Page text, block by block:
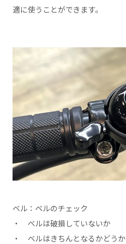
適に使うことができます。
ベル：ベルのチェック
・ ベルは破損していないか
・ ベルはきちんとなるかどうか